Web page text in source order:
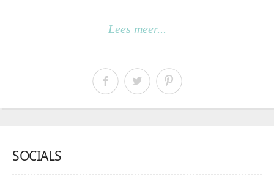
Lees meer...
SOCIALS